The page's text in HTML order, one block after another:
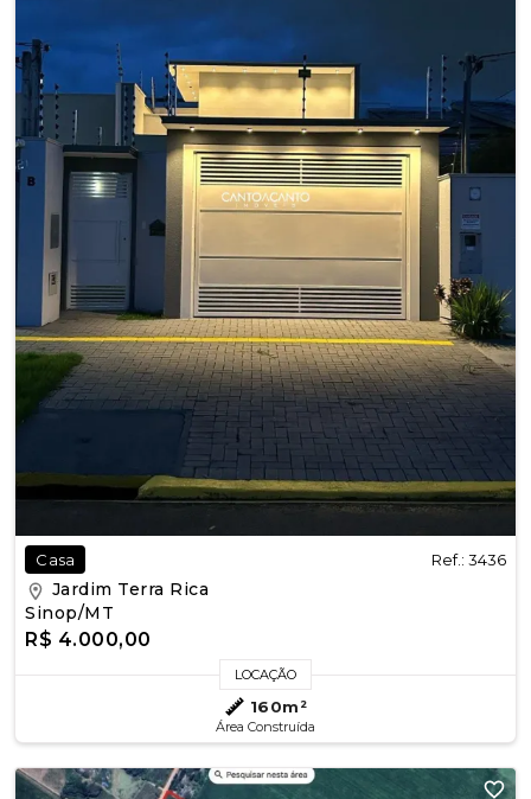
Casa Ref.: 3436
Jardim Terra Rica
Sinop/MT
R$ 4.000,00
LOCAÇÃO
160m²
Área Construída